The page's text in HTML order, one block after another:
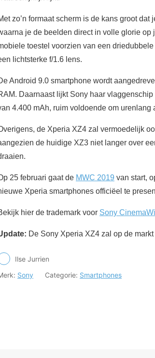
zo’n formaat scherm is de kans groot
je de beelden direct in volle glorie
toestel voorzien van een
lichtsterke f/1.6 lens.
Android 9.0 smartphone wordt
Daarnaast lijkt Sony haar
4.400 mAh, ruim voldoende om
de Xperia XZ4 zal vermoedelijk
de huidige XZ3 niet langer over
25 februari gaat de MWC 2019 van start,
Xperia smartphones officiëel te
hier de trademark voor Sony
De Sony Xperia XZ4 zal op de
Ilse Jurrien
Sony Categorie: Smartphones